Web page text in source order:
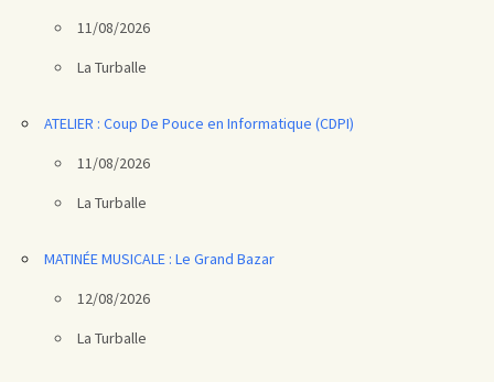
11/08/2026
La Turballe
ATELIER : Coup De Pouce en Informatique (CDPI)
11/08/2026
La Turballe
MATINÉE MUSICALE : Le Grand Bazar
12/08/2026
La Turballe